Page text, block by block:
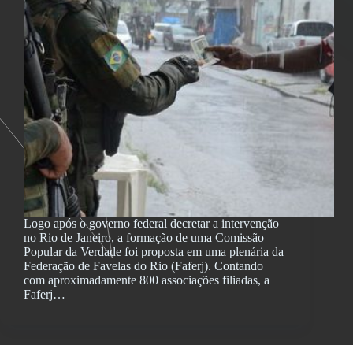
Logo após o governo federal decretar a intervenção
no Rio de Janeiro, a formação de uma Comissão
Popular da Verdade foi proposta em uma plenária da
Federação de Favelas do Rio (Faferj). Contando
com aproximadamente 800 associações filiadas, a
Faferj…